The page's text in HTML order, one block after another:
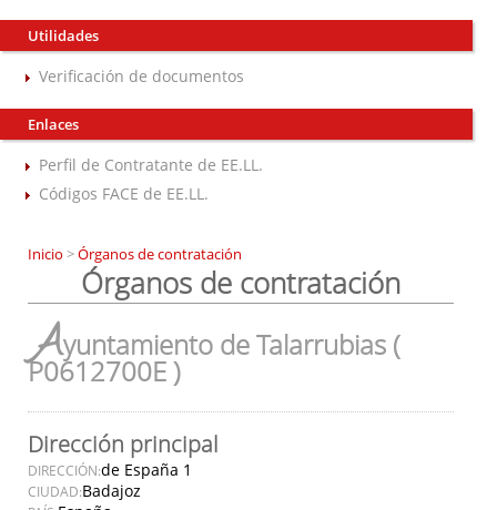
Utilidades
Verificación de documentos
Enlaces
Perfil de Contratante de EE.LL.
Códigos FACE de EE.LL.
Inicio >Órganos de contratación
Órganos de contratación
Ayuntamiento de Talarrubias (
P0612700E )
Dirección principal
DIRECCIÓN:de España 1
CIUDAD:Badajoz